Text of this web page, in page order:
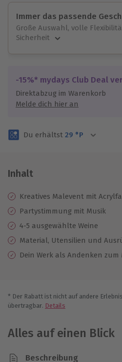
Immer das passende
Große Auswahl, volle
Sicherheit
Jeder Gutschein für alle
Maximale Sicherheit
3 Jahre gültig &
-15%* mydays Club Deal
Direktabzug im Warenkorb
Melde dich hier an
Du erhältst 29 °P
Inhalt
Kreatives Malevent mit
Partystimmung mit Musik
4-5 ausgewählte Weine
Material, Utensilien und
Dein Werk als Andenken zum
* Der Rabatt ist nicht auf andere
übertragbar. Details
Alles auf einen Blick
Beschreibung